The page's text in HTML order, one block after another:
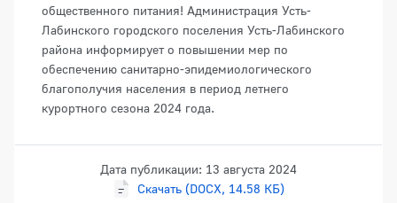
общественного питания! Администрация Усть-
Лабинского городского поселения Усть-Лабинского
района информирует о повышении мер по
обеспечению санитарно-эпидемиологического
благополучия населения в период летнего
курортного сезона 2024 года.
Дата публикации: 13 августа 2024
Скачать (DOCX, 14.58 КБ)